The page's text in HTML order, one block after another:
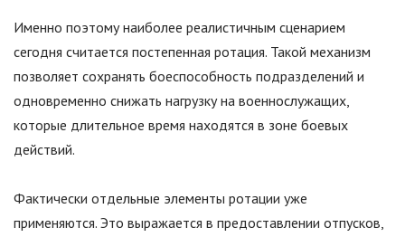
Именно поэтому наиболее реалистичным сценарием
сегодня считается постепенная ротация. Такой механизм
позволяет сохранять боеспособность подразделений и
одновременно снижать нагрузку на военнослужащих,
которые длительное время находятся в зоне боевых
действий.
Фактически отдельные элементы ротации уже
применяются. Это выражается в предоставлении отпусков,